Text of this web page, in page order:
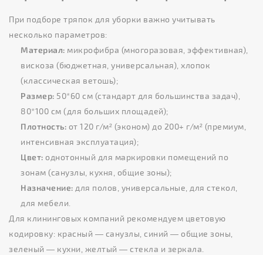
При подборе тряпок для уборки важно учитывать
несколько параметров:
Материал: микрофибра (многоразовая, эффективная),
вискоза (бюджетная, универсальная), хлопок
(классическая ветошь);
Размер: 50*60 см (стандарт для большинства задач),
80*100 см (для больших площадей);
Плотность: от 120 г/м² (эконом) до 200+ г/м² (премиум,
интенсивная эксплуатация);
Цвет: однотонный для маркировки помещений по
зонам (санузлы, кухня, общие зоны);
Назначение: для полов, универсальные, для стекол,
для мебели.
Для клининговых компаний рекомендуем цветовую
кодировку: красный — санузлы, синий — общие зоны,
зеленый — кухни, желтый — стекла и зеркала.